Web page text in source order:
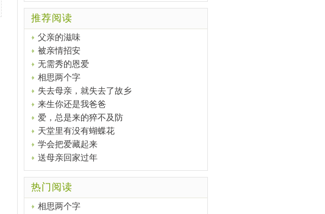
推荐阅读
父亲的滋味
被亲情招安
无需秀的恩爱
相思两个字
失去母亲，就失去了故乡
来生你还是我爸爸
爱，总是来的猝不及防
天堂里有没有蝴蝶花
学会把爱藏起来
送母亲回家过年
热门阅读
相思两个字